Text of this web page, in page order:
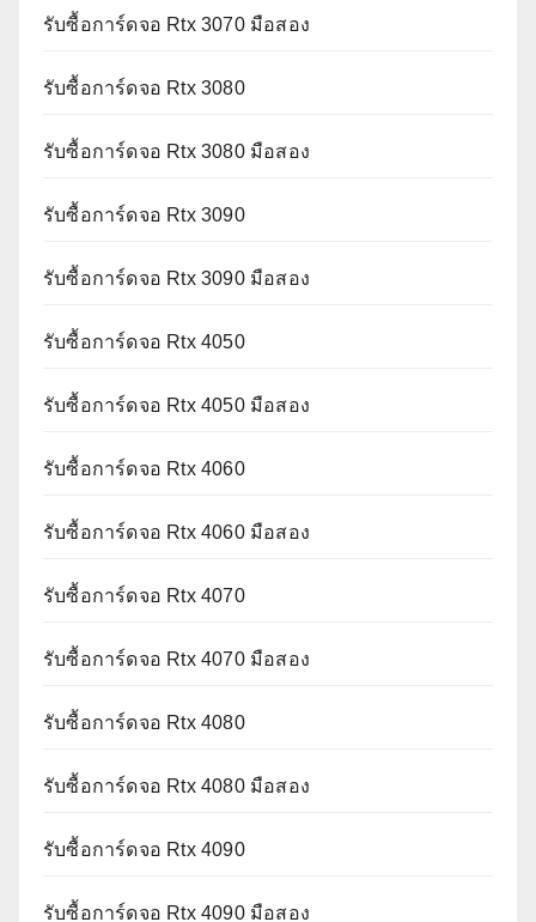
รับซื้อการ์ดจอ Rtx 3070 มือสอง
รับซื้อการ์ดจอ Rtx 3080
รับซื้อการ์ดจอ Rtx 3080 มือสอง
รับซื้อการ์ดจอ Rtx 3090
รับซื้อการ์ดจอ Rtx 3090 มือสอง
รับซื้อการ์ดจอ Rtx 4050
รับซื้อการ์ดจอ Rtx 4050 มือสอง
รับซื้อการ์ดจอ Rtx 4060
รับซื้อการ์ดจอ Rtx 4060 มือสอง
รับซื้อการ์ดจอ Rtx 4070
รับซื้อการ์ดจอ Rtx 4070 มือสอง
รับซื้อการ์ดจอ Rtx 4080
รับซื้อการ์ดจอ Rtx 4080 มือสอง
รับซื้อการ์ดจอ Rtx 4090
รับซื้อการ์ดจอ Rtx 4090 มือสอง